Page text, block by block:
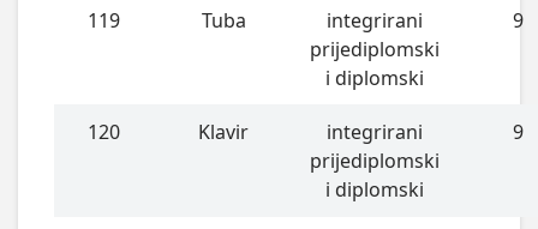
119 Tuba
integrirani
prijediplomski
i diplomski
9
120 Klavir
integrirani
prijediplomski
i diplomski
9